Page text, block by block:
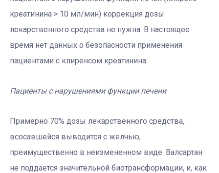
креатинина > 10 мл/мин) коррекция дозы
лекарственного средства не нужна. В настоящее
время нет данных о безопасности применения
пациентами с клиренсом креатинина
Пациенты с нарушениями функции печени
Примерно 70% дозы лекарственного средства,
всосавшейся выводится с желчью,
преимущественно в неизмененном виде. Валсартан
не поддается значительной биотрансформации, и, как